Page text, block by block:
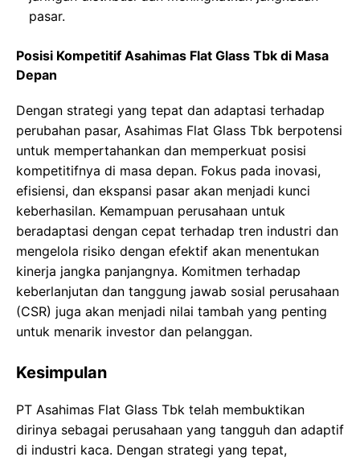
pasar.
Posisi Kompetitif Asahimas Flat Glass Tbk di Masa
Depan
Dengan strategi yang tepat dan adaptasi terhadap
perubahan pasar, Asahimas Flat Glass Tbk berpotensi
untuk mempertahankan dan memperkuat posisi
kompetitifnya di masa depan. Fokus pada inovasi,
efisiensi, dan ekspansi pasar akan menjadi kunci
keberhasilan. Kemampuan perusahaan untuk
beradaptasi dengan cepat terhadap tren industri dan
mengelola risiko dengan efektif akan menentukan
kinerja jangka panjangnya. Komitmen terhadap
keberlanjutan dan tanggung jawab sosial perusahaan
(CSR) juga akan menjadi nilai tambah yang penting
untuk menarik investor dan pelanggan.
Kesimpulan
PT Asahimas Flat Glass Tbk telah membuktikan
dirinya sebagai perusahaan yang tangguh dan adaptif
di industri kaca. Dengan strategi yang tepat,